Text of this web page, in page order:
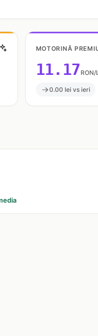
MOTORINĂ
11.17 RON/
0.00 lei vs ieri